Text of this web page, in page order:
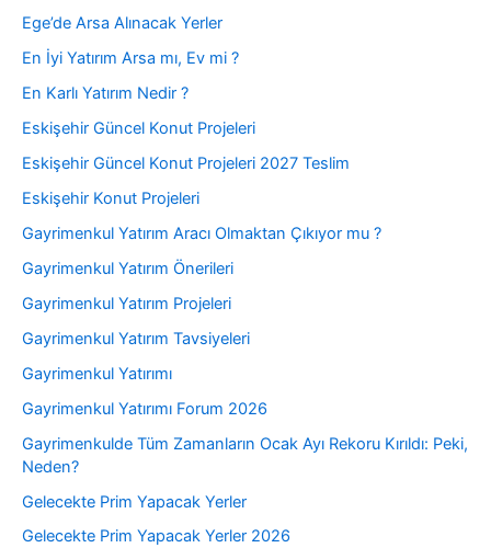
Ege’de Arsa Alınacak Yerler
En İyi Yatırım Arsa mı, Ev mi ?
En Karlı Yatırım Nedir ?
Eskişehir Güncel Konut Projeleri
Eskişehir Güncel Konut Projeleri 2027 Teslim
Eskişehir Konut Projeleri
Gayrimenkul Yatırım Aracı Olmaktan Çıkıyor mu ?
Gayrimenkul Yatırım Önerileri
Gayrimenkul Yatırım Projeleri
Gayrimenkul Yatırım Tavsiyeleri
Gayrimenkul Yatırımı
Gayrimenkul Yatırımı Forum 2026
Gayrimenkulde Tüm Zamanların Ocak Ayı Rekoru Kırıldı: Peki,
Neden?
Gelecekte Prim Yapacak Yerler
Gelecekte Prim Yapacak Yerler 2026